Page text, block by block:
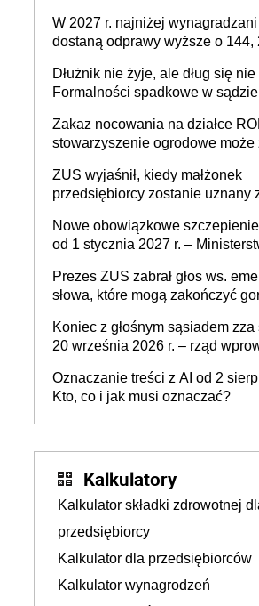
W 2027 r. najniżej
dostaną odprawy wyższe o 144,
Dłużnik nie żyje, ale dług się
Formalności spadkowe w
zmarłego
Zakaz nocowania na działce
stowarzyszenie ogrodowe może
działki (wypowiedzieć
ZUS wyjaśnił, kiedy małżonek
przedsiębiorcy zostanie uznany
Nowe obowiązkowe
od 1 stycznia 2027 r. –
2027 r.
Prezes ZUS zabrał głos ws.
słowa, które mogą zakończyć
Koniec z głośnym sąsiadem zza
20 września 2026 r. – rząd
mieszkańców
Oznaczanie treści z AI od 2
Kto, co i jak musi oznaczać?
Kalkulatory
Kalkulator składki zdrowotnej
przedsiębiorcy
Kalkulator dla przedsiębiorców
Kalkulator wynagrodzeń